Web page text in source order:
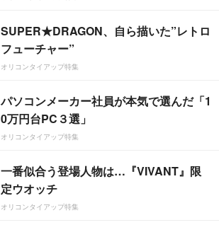
SUPER★DRAGON、自ら描いた”レトロ
フューチャー”
オリコンタイアップ特集
パソコンメーカー社員が本気で選んだ「1
0万円台PC３選」
オリコンタイアップ特集
一番似合う登場人物は…『VIVANT』限
定ウオッチ
オリコンタイアップ特集